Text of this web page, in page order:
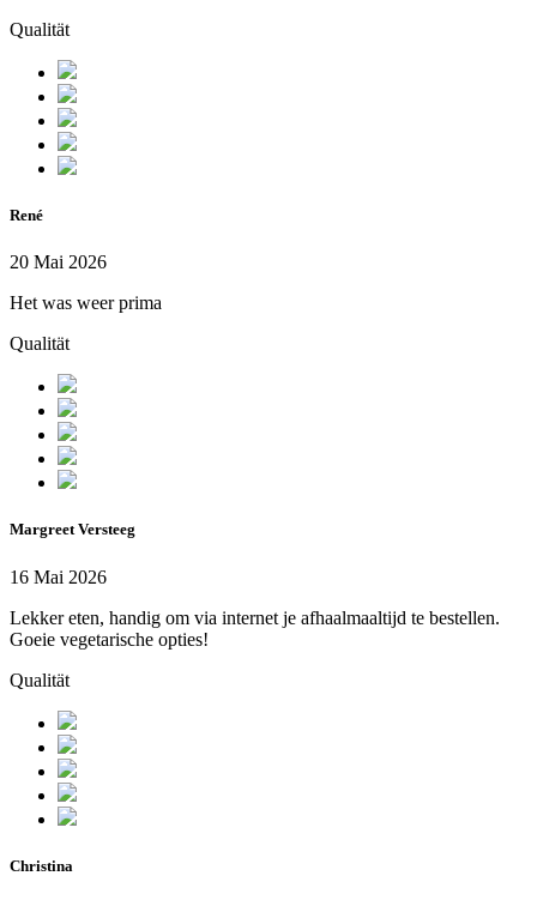
Qualität
René
20 Mai 2026
Het was weer prima
Qualität
Margreet Versteeg
16 Mai 2026
Lekker eten, handig om via internet je afhaalmaaltijd te bestellen.
Goeie vegetarische opties!
Qualität
Christina